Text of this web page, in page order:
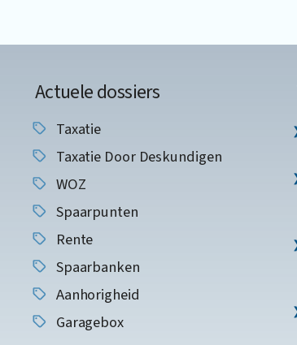
Actuele dossiers
Taxatie
Taxatie Door Deskundigen
WOZ
Spaarpunten
Rente
Spaarbanken
Aanhorigheid
Garagebox